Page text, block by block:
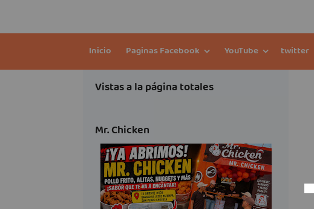
Inicio Paginas Facebook YouTube twitter
Vistas a la página totales
Mr. Chicken